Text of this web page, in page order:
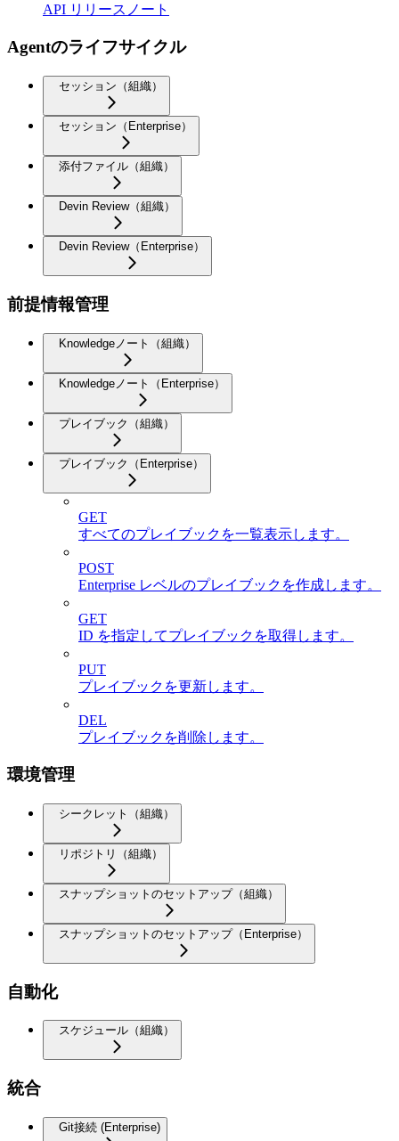
API リリースノート
Agentのライフサイクル
セッション（組織）
セッション（Enterprise）
添付ファイル（組織）
Devin Review（組織）
Devin Review（Enterprise）
前提情報管理
Knowledgeノート（組織）
Knowledgeノート（Enterprise）
プレイブック（組織）
プレイブック（Enterprise）
GET
すべてのプレイブックを一覧表示します。
POST
Enterprise レベルのプレイブックを作成します。
GET
ID を指定してプレイブックを取得します。
PUT
プレイブックを更新します。
DEL
プレイブックを削除します。
環境管理
シークレット（組織）
リポジトリ（組織）
スナップショットのセットアップ（組織）
スナップショットのセットアップ（Enterprise）
自動化
スケジュール（組織）
統合
Git接続 (Enterprise)